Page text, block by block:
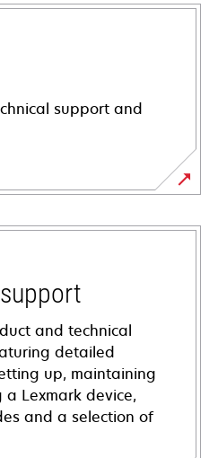
support and
and technical
detailed
up, maintaining
Lexmark device,
and a selection of